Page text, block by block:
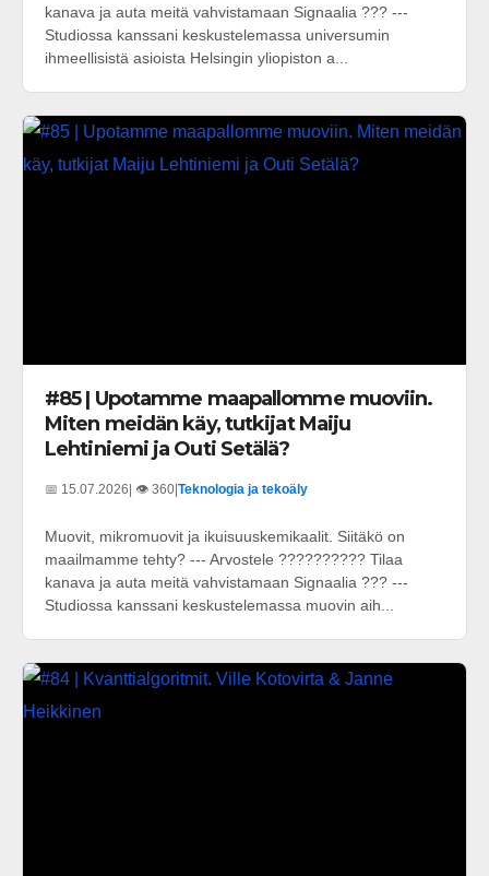
kanava ja auta meitä vahvistamaan Signaalia ??? ---
Studiossa kanssani keskustelemassa universumin
ihmeellisistä asioista Helsingin yliopiston a...
#85 | Upotamme maapallomme muoviin.
Miten meidän käy, tutkijat Maiju
Lehtiniemi ja Outi Setälä?
📅 15.07.2026 | 👁️ 360 Teknologia ja tekoäly
Muovit, mikromuovit ja ikuisuuskemikaalit. Siitäkö on
maailmamme tehty? --- Arvostele ?????????? Tilaa
kanava ja auta meitä vahvistamaan Signaalia ??? ---
Studiossa kanssani keskustelemassa muovin aih...